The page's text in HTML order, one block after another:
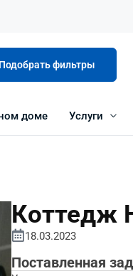
Подобрать фильтры
доме Услуги
Коттедж
18.03.2023
Поставленная